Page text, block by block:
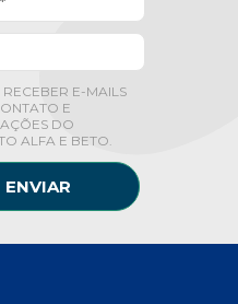
E-MAILS
E
DO
ALFA E BETO.
ENVIAR